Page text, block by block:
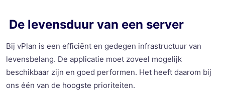
De levensduur van een server
Bij vPlan is een efficiënt en gedegen infrastructuur van
levensbelang. De applicatie moet zoveel mogelijk
beschikbaar zijn en goed performen. Het heeft daarom bij
ons één van de hoogste prioriteiten.